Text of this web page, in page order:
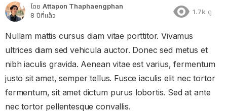
โดย Attapon Thaphaengphan
8 ปีที่แล้ว
1.7k ดู
Nullam mattis cursus diam vitae porttitor. Vivamus
ultrices diam sed vehicula auctor. Donec sed metus et
nibh iaculis gravida. Aenean vitae est varius, fermentum
justo sit amet, semper tellus. Fusce iaculis elit nec tortor
fermentum, sit amet dictum purus lobortis. Sed at ante
nec tortor pellentesque convallis.